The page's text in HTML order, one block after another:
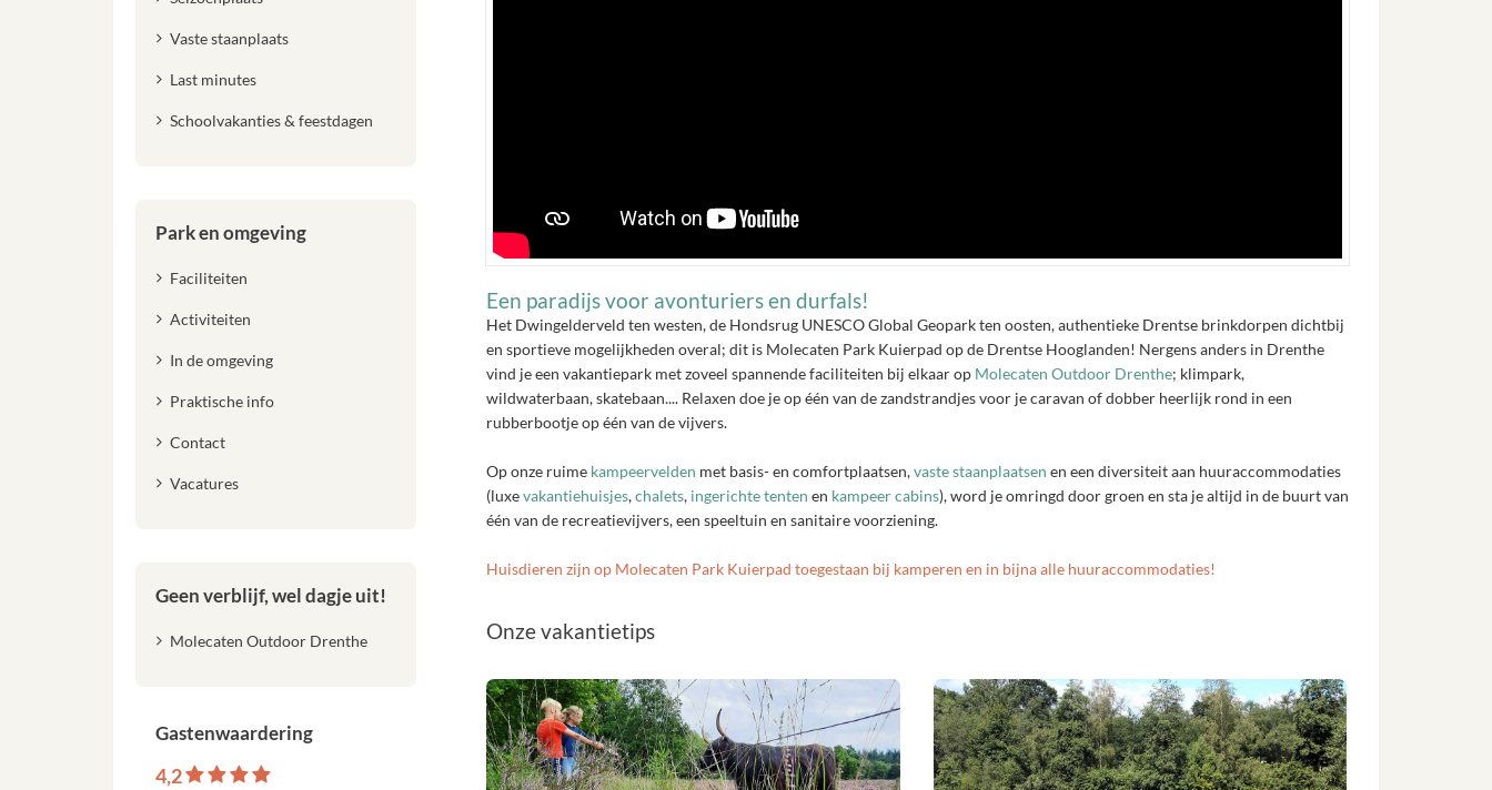
Een paradijs voor avonturiers en durfals!
Het Dwingelderveld ten westen, de Hondsrug UNESCO Global Geopark ten oosten, authentieke Drentse brinkdorpen dichtbij
en sportieve mogelijkheden overal; dit is Molecaten Park Kuierpad op de Drentse Hooglanden! Nergens anders in Drenthe
vind je een vakantiepark met zoveel spannende faciliteiten bij elkaar op Molecaten Outdoor Drenthe; klimpark,
wildwaterbaan, skatebaan.... Relaxen doe je op één van de zandstrandjes voor je caravan of dobber heerlijk rond in een
rubberbootje op één van de vijvers.
Op onze ruime kampeervelden met basis- en comfortplaatsen,vaste staanplaatsen en een diversiteit aan huuraccommodaties
(luxevakantiehuisjes,chalets, ingerichte tenten en kampeer cabins), word je omringd door groen en sta je altijd in de buurt van
één van de recreatievijvers, een speeltuin en sanitaire voorziening.
Huisdieren zijn op Molecaten Park Kuierpad toegestaan bij kamperen en in bijna alle huuraccommodaties!
Onze vakantietips
Vaste staanplaats
Last minutes
Schoolvakanties & feestdagen
Park en omgeving
Faciliteiten
Activiteiten
In de omgeving
Praktische info
Contact
Vacatures
Geen verblijf, wel dagje uit!
Molecaten Outdoor Drenthe
Gastenwaardering
4,2